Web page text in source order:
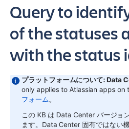
Query to
of the statuses
with the status
プラットフォームについて: Data
only applies to Atlassian apps on
フォーム。
この KB は Data Center バージョ
ます。Data Center 固有ではない